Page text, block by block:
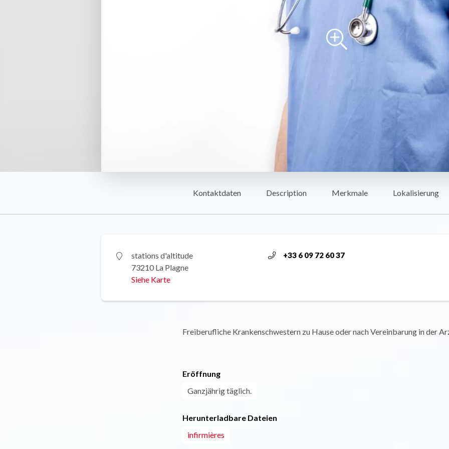
Kontaktdaten Description Merkmale Lokalisierung
stations d'altitude
73210 La Plagne
Siehe Karte
+33 6 09 72 60 37
Freiberufliche Krankenschwestern zu Hause oder nach Vereinbarung in der
Eröffnung
Ganzjährig täglich.
Herunterladbare Dateien
infirmières